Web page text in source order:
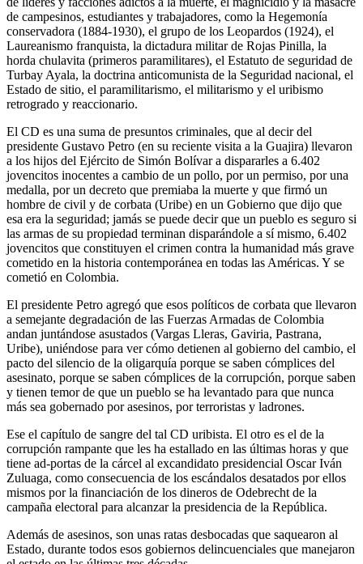
de campesinos, estudiantes y trabajadores, como la Hegemonía
conservadora (1884-1930), el grupo de los Leopardos (1924), el
Laureanismo franquista, la dictadura militar de Rojas Pinilla, la
horda chulavita (primeros paramilitares), el Estatuto de seguridad de
Turbay Ayala, la doctrina anticomunista de la Seguridad nacional, el
Estado de sitio, el paramilitarismo, el militarismo y el uribismo
retrogrado y reaccionario.
El CD es una suma de presuntos criminales, que al decir del
presidente Gustavo Petro (en su reciente visita a la Guajira) llevaron
a los hijos del Ejército de Simón Bolívar a dispararles a 6.402
jovencitos inocentes a cambio de un pollo, por un permiso, por una
medalla, por un decreto que premiaba la muerte y que firmó un
hombre de civil y de corbata (Uribe) en un Gobierno que dijo que
esa era la seguridad; jamás se puede decir que un pueblo es seguro si
las armas de su propiedad terminan disparándole a sí mismo, 6.402
jovencitos que constituyen el crimen contra la humanidad más grave
cometido en la historia contemporánea en todas las Américas. Y se
cometió en Colombia.
El presidente Petro agregó que esos políticos de corbata que llevaron
a semejante degradación de las Fuerzas Armadas de Colombia
andan juntándose asustados (Vargas Lleras, Gaviria, Pastrana,
Uribe), uniéndose para ver cómo detienen al gobierno del cambio, el
pacto del silencio de la oligarquía porque se saben cómplices del
asesinato, porque se saben cómplices de la corrupción, porque saben
y tienen temor de que un pueblo se ha levantado para que nunca
más sea gobernado por asesinos, por terroristas y ladrones.
Ese el capítulo de sangre del tal CD uribista. El otro es el de la
corrupción rampante que les ha estallado en las últimas horas y que
tiene ad-portas de la cárcel al excandidato presidencial Oscar Iván
Zuluaga, como consecuencia de los escándalos desatados por ellos
mismos por la financiación de los dineros de Odebrecht de la
campaña electoral para alcanzar la presidencia de la República.
Además de asesinos, son unas ratas desbocadas que saquearon al
Estado, durante todos esos gobiernos delincuenciales que manejaron